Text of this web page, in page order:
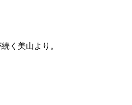
く美山より。